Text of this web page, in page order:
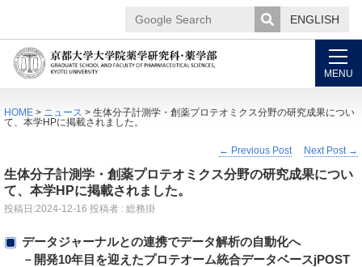
Google
ENGLISH
MENU
HOME > ニュース > 生体分子計測学・創薬プロテオミクス分野の研究成果につい
て、本学HPに掲載されました。
← Previous Post Next Post →
生体分子計測学・創薬プロテオミクス分野の研究成果につい
て、本学HPに掲載されました。
投稿日:2024-12-16 投稿者 : 総務掛
データジャーナルとの連携でデータ解析の自動化へ
－開発10年目を迎えたプロテオーム統合データベースjPOST